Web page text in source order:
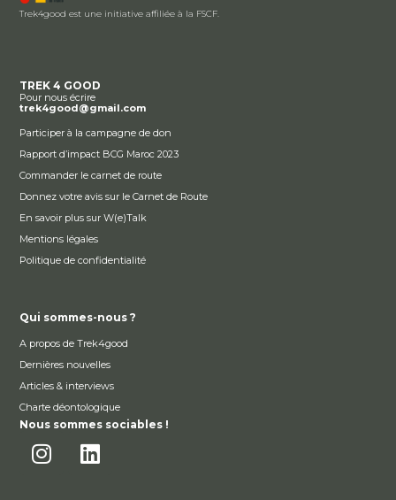
Trek4good est une initiative affiliée à la FSCF.
TREK 4 GOOD
Pour nous écrire
trek4good@gmail.com
Participer à la campagne de don
Rapport d’impact BCG Maroc 2023
Commander le carnet de route
Donnez votre avis sur le Carnet de Route
En savoir plus sur W(e)Talk
Mentions légales
Politique de confidentialité
Qui sommes-nous ?
A propos de Trek4good
Dernières nouvelles
Articles & interviews
Charte déontologique
Nous sommes sociables !
I
n
L
i